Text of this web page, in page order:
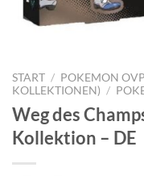
START / POKEMON
KOLLEKTIONEN) /
Weg des
Kollektion – DE